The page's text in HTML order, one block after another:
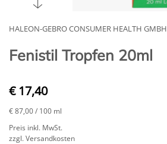
HALEON-GEBRO CONSUMER HEALTH GMBH
Fenistil Tropfen 20ml
€ 17,40
€ 87,00/ 100 ml
Preis inkl. MwSt.
zzgl. Versandkosten